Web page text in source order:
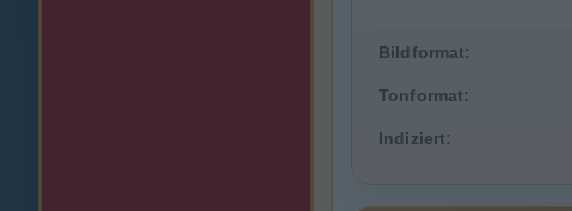
Bildformat:
Tonformat:
Indiziert: